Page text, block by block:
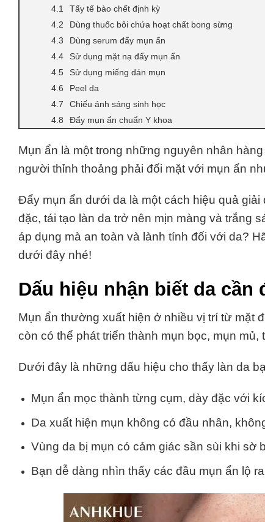
Tẩy tế bào chết định kỳ
Dùng thuốc bôi chứa hoạt chất bong sừng
Dùng serum đẩy mụn ẩn
Sử dụng mặt nạ đẩy mụn ẩn
Sử dụng miếng dán mụn
Peel da
Chiếu ánh sáng sinh học
Đẩy mụn ẩn chuẩn Y khoa
Mụn ẩn là một trong những nguyên nhân
người thỉnh thoảng phải đối mặt với mụn ẩn
Đẩy mụn ẩn dưới da là một cách hiệu quả
đặc, tái tạo làn da trở nên mịn màng và trắng
áp dụng mà an toàn và lành tính đối với da?
dưới đây nhé!
Dấu hiệu nhận biết da cần
Mụn ẩn thường xuất hiện ở nhiều vị trí từ mặt
còn có thể phát triển thành mụn bọc, mụn mủ,
Dưới đây là những dấu hiệu cho thấy làn da
Mụn ẩn mọc thành từng cụm, dày đặc với
Da xuất hiện mụn không có đầu nhân,
Vùng da bị mụn có cảm giác sần sùi khi sờ
Bạn dễ dàng nhìn thấy các đầu mụn ẩn lộ